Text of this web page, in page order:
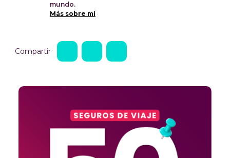
mundo.
Más sobre mí
Compartir